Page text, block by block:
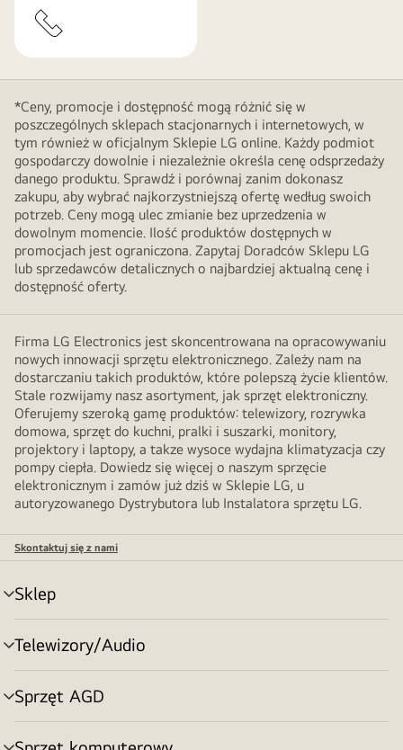
*Ceny, promocje i dostępność mogą różnić się w
poszczególnych sklepach stacjonarnych i internetowych, w
tym również w oficjalnym Sklepie LG online. Każdy podmiot
gospodarczy dowolnie i niezależnie określa cenę odsprzedaży
danego produktu. Sprawdź i porównaj zanim dokonasz
zakupu, aby wybrać najkorzystniejszą ofertę według swoich
potrzeb. Ceny mogą ulec zmianie bez uprzedzenia w
dowolnym momencie. Ilość produktów dostępnych w
promocjach jest ograniczona. Zapytaj Doradców Sklepu LG
lub sprzedawców detalicznych o najbardziej aktualną cenę i
dostępność oferty.
Firma LG Electronics jest skoncentrowana na opracowywaniu
nowych innowacji sprzętu elektronicznego. Zależy nam na
dostarczaniu takich produktów, które polepszą życie klientów.
Stale rozwijamy nasz asortyment, jak sprzęt elektroniczny.
Oferujemy szeroką gamę produktów: telewizory, rozrywka
domowa, sprzęt do kuchni, pralki i suszarki, monitory,
projektory i laptopy, a takze wysoce wydajna klimatyzacja czy
pompy ciepła. Dowiedz się więcej o naszym sprzęcie
elektronicznym i zamów już dziś w Sklepie LG, u
autoryzowanego Dystrybutora lub Instalatora sprzętu LG.
Skontaktuj się z nami
Sklep
Przełącznik
menu
Telewizory/Audio
Przełącznik
menu
Sprzęt AGD
Przełącznik
menu